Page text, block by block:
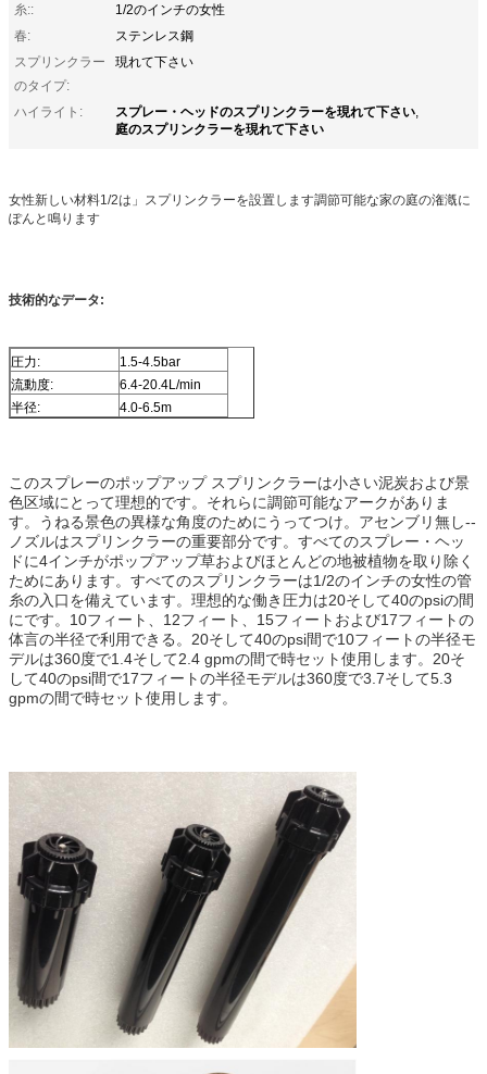
糸::
1/2のインチの女性
春:
ステンレス鋼
スプリンクラー
のタイプ:
現れて下さい
ハイライト: スプレー・ヘッドのスプリンクラーを現れて下さい,
庭のスプリンクラーを現れて下さい
女性新しい材料1/2は」スプリンクラーを設置します調節可能な家の庭の潅漑に
ぽんと鳴ります
技術的なデータ:
圧力:
1.5-4.5bar
流動度:
6.4-20.4L/min
半径:
4.0-6.5m
このスプレーのポップアップ スプリンクラーは小さい泥炭および景
色区域にとって理想的です。それらに調節可能なアークがありま
す。うねる景色の異様な角度のためにうってつけ。アセンブリ無し--
ノズルはスプリンクラーの重要部分です。すべてのスプレー・ヘッ
ドに4インチがポップアップ草およびほとんどの地被植物を取り除く
ためにあります。すべてのスプリンクラーは1/2のインチの女性の管
糸の入口を備えています。理想的な働き圧力は20そして40のpsiの間
にです。10フィート、12フィート、15フィートおよび17フィートの
体言の半径で利用できる。20そして40のpsi間で10フィートの半径モ
デルは360度で1.4そして2.4 gpmの間で時セット使用します。20そ
して40のpsi間で17フィートの半径モデルは360度で3.7そして5.3
gpmの間で時セット使用します。